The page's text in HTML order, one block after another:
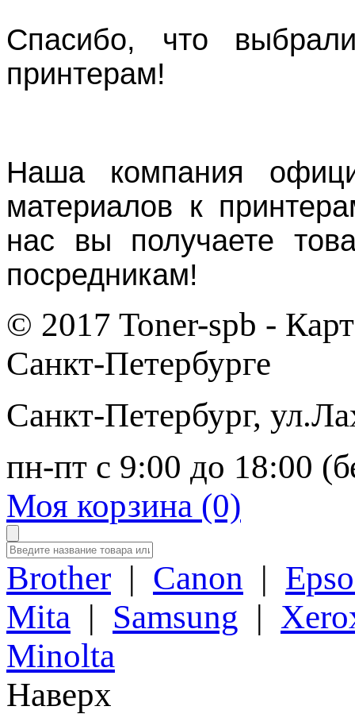
Спасибо, что
принтерам!
Наша компания
материалов к
нас вы получаете
посредникам!
© 2017 Toner-spb -
Санкт-Петербурге
Санкт-Петербург,
пн-пт с 9:00 до 18:00
Моя корзина (0)
Brother | Canon |
Mita | Samsung |
Minolta
Наверх